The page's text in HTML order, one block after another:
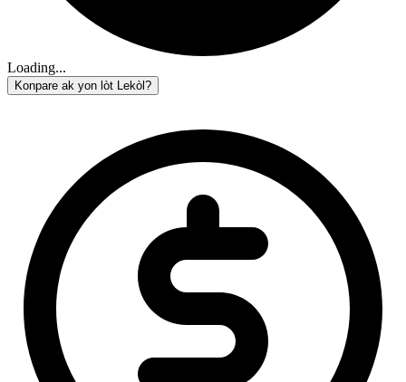
Loading...
Konpare ak yon lòt Lekòl?